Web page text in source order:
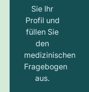
Sie Ihr
Profil und
füllen Sie
den
medizinischen
Fragebogen
aus.